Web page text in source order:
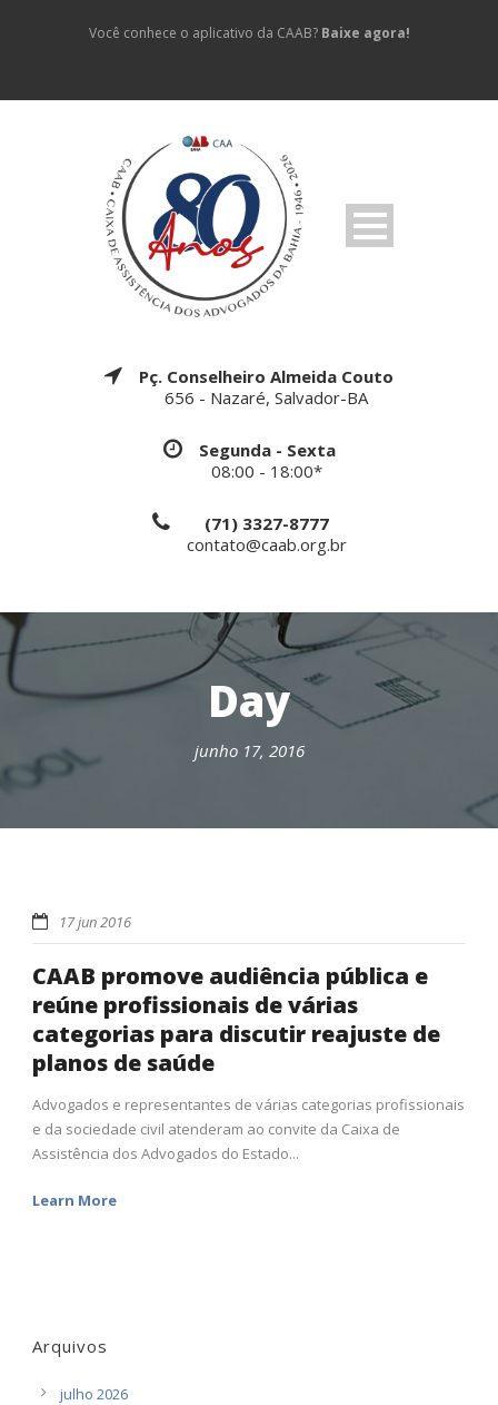
Você conhece o aplicativo da CAAB? Baixe agora!
Pç. Conselheiro Almeida Couto
656 - Nazaré, Salvador-BA
Segunda - Sexta
08:00 - 18:00*
(71) 3327-8777
contato@caab.org.br
Day
junho 17, 2016
17 jun 2016
CAAB promove audiência pública e
reúne profissionais de várias
categorias para discutir reajuste de
planos de saúde
Advogados e representantes de várias categorias profissionais
e da sociedade civil atenderam ao convite da Caixa de
Assistência dos Advogados do Estado...
Learn More
Arquivos
julho 2026